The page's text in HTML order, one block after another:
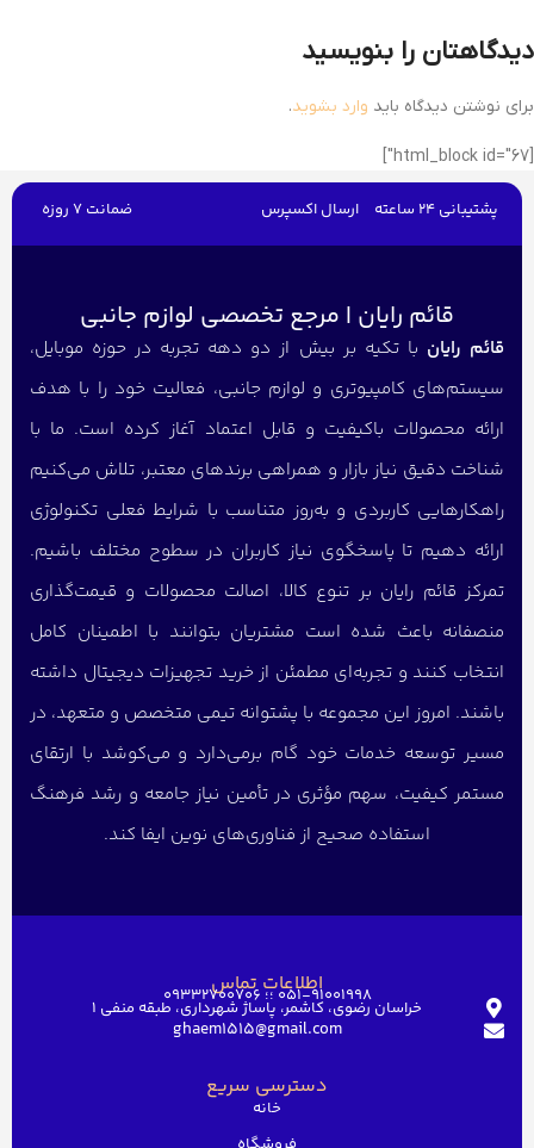
دیدگاهتان را بنویسید
برای نوشتن دیدگاه باید وارد بشوید.
پشتیبانی 24 ساعته ارسال اکسپرس ضمانت 7 روزه
قائم رایان | مرجع تخصصی لوازم جانبی
قائم رایان با تکیه بر بیش از دو دهه تجربه در حوزه موبایل،
سیستم‌های کامپیوتری و لوازم جانبی، فعالیت خود را با هدف
ارائه محصولات باکیفیت و قابل اعتماد آغاز کرده است. ما با
شناخت دقیق نیاز بازار و همراهی برندهای معتبر، تلاش می‌کنیم
راهکارهایی کاربردی و به‌روز متناسب با شرایط فعلی تکنولوژی
ارائه دهیم تا پاسخگوی نیاز کاربران در سطوح مختلف باشیم.
تمرکز قائم رایان بر تنوع کالا، اصالت محصولات و قیمت‌گذاری
منصفانه باعث شده است مشتریان بتوانند با اطمینان کامل
انتخاب کنند و تجربه‌ای مطمئن از خرید تجهیزات دیجیتال داشته
باشند. امروز این مجموعه با پشتوانه تیمی متخصص و متعهد، در
مسیر توسعه خدمات خود گام برمی‌دارد و می‌کوشد با ارتقای
مستمر کیفیت، سهم مؤثری در تأمین نیاز جامعه و رشد فرهنگ
استفاده صحیح از فناوری‌های نوین ایفا کند.
اطلاعات تماس051-91001998 ؛؛ 09332700706
خراسان رضوی، کاشمر، پاساژ شهرداری، طبقه منفی ۱
ghaem1515@gmail.com
دسترسی سریع
خانه